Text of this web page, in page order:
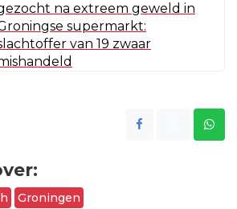
na extreem geweld in
supermarkt:
van 19 zwaar
Groningen